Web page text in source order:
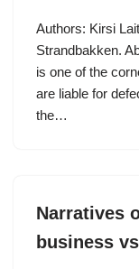
Authors: Kirsi
Strandbakken.
is one of the
are liable for
the…
Narratives
business